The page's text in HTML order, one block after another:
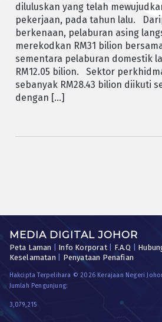
diluluskan yang telah
pekerjaan, pada tahun lalu.
berkenaan, pelaburan asing
merekodkan RM31 bilion
sementara pelaburan domestik
RM12.05 bilion. Sektor
sebanyak RM28.43 bilion diikuti
dengan […]
MEDIA DIGITAL JOHOR
Peta Laman Info Korporat| F.A.Q
Keselamatan
Penyataan Penafian
Hakcipta Terpelihara © 2026 Kerajaan Negeri
Jumlah Pengunjung:
3,079,215